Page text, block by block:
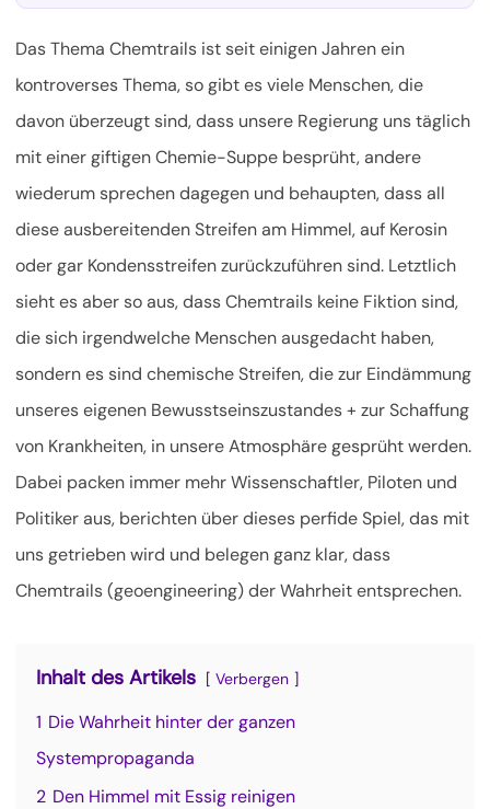
Das Thema Chemtrails ist seit einigen Jahren ein
kontroverses Thema, so gibt es viele Menschen, die
davon überzeugt sind, dass unsere Regierung uns täglich
mit einer giftigen Chemie-Suppe besprüht, andere
wiederum sprechen dagegen und behaupten, dass all
diese ausbereitenden Streifen am Himmel, auf Kerosin
oder gar Kondensstreifen zurückzuführen sind. Letztlich
sieht es aber so aus, dass Chemtrails keine Fiktion sind,
die sich irgendwelche Menschen ausgedacht haben,
sondern es sind chemische Streifen, die zur Eindämmung
unseres eigenen Bewusstseinszustandes + zur Schaffung
von Krankheiten, in unsere Atmosphäre gesprüht werden.
Dabei packen immer mehr Wissenschaftler, Piloten und
Politiker aus, berichten über dieses perfide Spiel, das mit
uns getrieben wird und belegen ganz klar, dass
Chemtrails (geoengineering) der Wahrheit entsprechen.
Inhalt des Artikels Verbergen
1 Die Wahrheit hinter der ganzen
Systempropaganda
2 Den Himmel mit Essig reinigen